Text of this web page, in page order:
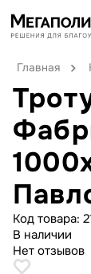
Главная
Код товара:
В наличии
Нет отзывов